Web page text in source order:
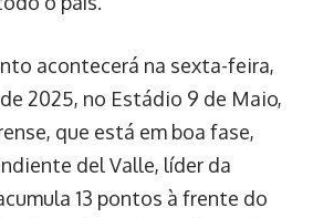
acontecerá na sexta-feira,
2025, no Estádio 9 de Maio,
que está em boa fase,
del Valle, líder da
13 pontos à frente do